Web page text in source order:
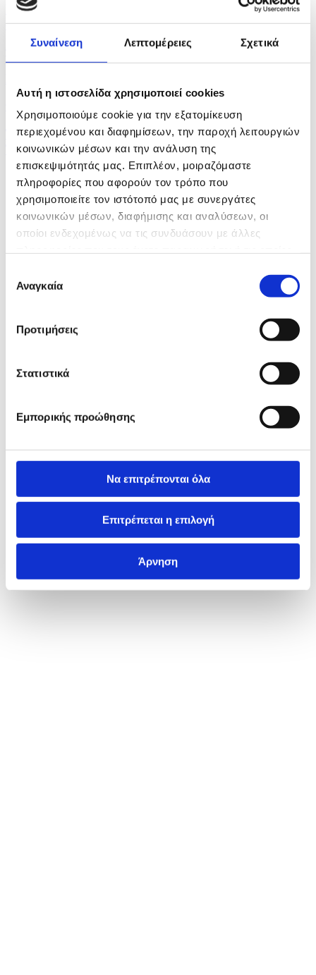
Συναίνεση Λεπτομέρειες Σχετικά
Αυτή η ιστοσελίδα χρησιμοποιεί cookies
Χρησιμοποιούμε cookie για την εξατομίκευση
περιεχομένου και διαφημίσεων, την παροχή λειτουργιών
κοινωνικών μέσων και την ανάλυση της
επισκεψιμότητάς μας. Επιπλέον, μοιραζόμαστε
πληροφορίες που αφορούν τον τρόπο που
χρησιμοποιείτε τον ιστότοπό μας με συνεργάτες
κοινωνικών μέσων, διαφήμισης και αναλύσεων, οι
οποίοι ενδεχομένως να τις συνδυάσουν με άλλες
των υπηρεσιών τους.
συγκατάθεσης
Αναγκαία
Προτιμήσεις
Στατιστικά
Εμπορικής προώθησης
Να επιτρέπονται όλα
Επιτρέπεται η επιλογή
Άρνηση
Συμβολικό κλείσιμο οδοφραγμάτων την Παρασκευή
από...
Τουλάχιστον δυο νεκροί από πυρά σε λύκειο στην
Ταϊλάνδη